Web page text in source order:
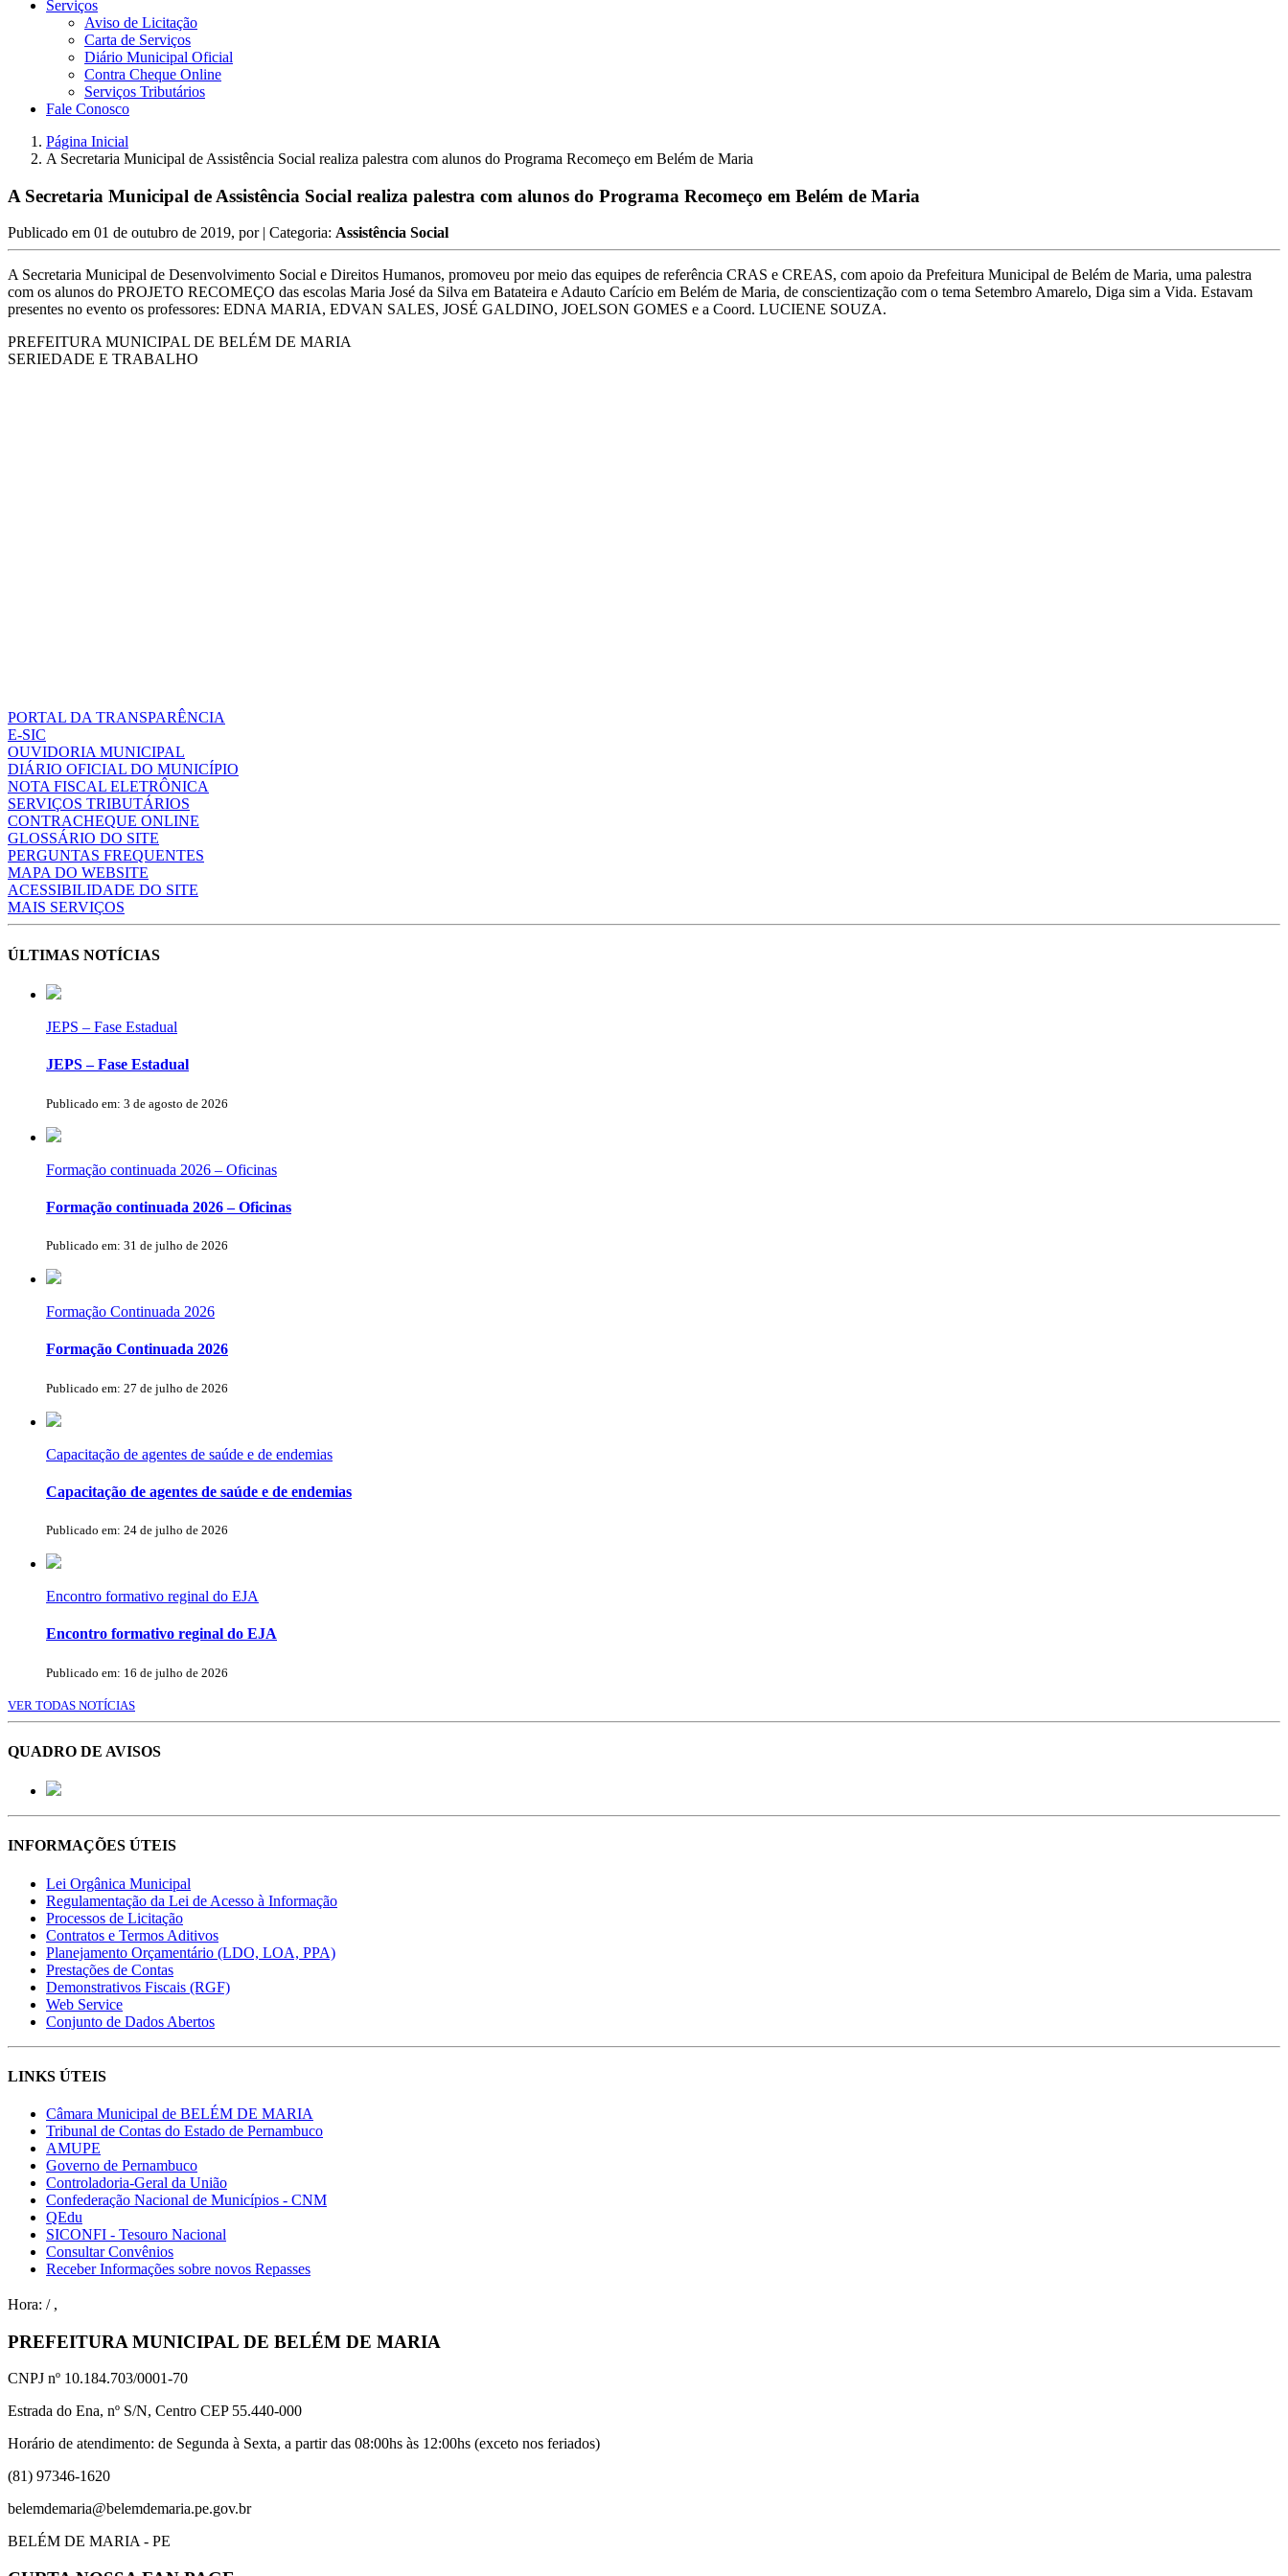
Serviços
Aviso de Licitação
Carta de Serviços
Diário Municipal Oficial
Contra Cheque Online
Serviços Tributários
Fale Conosco
Página Inicial
A Secretaria Municipal de Assistência Social realiza palestra com alunos do Programa Recomeço em Belém de Maria
A Secretaria Municipal de Assistência Social realiza palestra com alunos do Programa Recomeço em Belém de Maria
Publicado em 01 de outubro de 2019, por | Categoria: Assistência Social
A Secretaria Municipal de Desenvolvimento Social e Direitos Humanos, promoveu por meio das equipes de referência CRAS e CREAS, com apoio da Prefeitura Municipal de Belém de Maria, uma palestra
com os alunos do PROJETO RECOMEÇO das escolas Maria José da Silva em Batateira e Adauto Carício em Belém de Maria, de conscientização com o tema Setembro Amarelo, Diga sim a Vida. Estavam
presentes no evento os professores: EDNA MARIA, EDVAN SALES, JOSÉ GALDINO, JOELSON GOMES e a Coord. LUCIENE SOUZA.
PREFEITURA MUNICIPAL DE BELÉM DE MARIA
SERIEDADE E TRABALHO
PORTAL DA TRANSPARÊNCIA
E-SIC
OUVIDORIA MUNICIPAL
DIÁRIO OFICIAL DO MUNICÍPIO
NOTA FISCAL ELETRÔNICA
SERVIÇOS TRIBUTÁRIOS
CONTRACHEQUE ONLINE
GLOSSÁRIO DO SITE
PERGUNTAS FREQUENTES
MAPA DO WEBSITE
ACESSIBILIDADE DO SITE
MAIS SERVIÇOS
ÚLTIMAS NOTÍCIAS
JEPS – Fase Estadual
JEPS – Fase Estadual
Publicado em: 3 de agosto de 2026
Formação continuada 2026 – Oficinas
Formação continuada 2026 – Oficinas
Publicado em: 31 de julho de 2026
Formação Continuada 2026
Formação Continuada 2026
Publicado em: 27 de julho de 2026
Capacitação de agentes de saúde e de endemias
Capacitação de agentes de saúde e de endemias
Publicado em: 24 de julho de 2026
Encontro formativo reginal do EJA
Encontro formativo reginal do EJA
Publicado em: 16 de julho de 2026
VER TODAS NOTÍCIAS
QUADRO DE AVISOS
INFORMAÇÕES ÚTEIS
Lei Orgânica Municipal
Regulamentação da Lei de Acesso à Informação
Processos de Licitação
Contratos e Termos Aditivos
Planejamento Orçamentário (LDO, LOA, PPA)
Prestações de Contas
Demonstrativos Fiscais (RGF)
Web Service
Conjunto de Dados Abertos
LINKS ÚTEIS
Câmara Municipal de BELÉM DE MARIA
Tribunal de Contas do Estado de Pernambuco
AMUPE
Governo de Pernambuco
Controladoria-Geral da União
Confederação Nacional de Municípios - CNM
QEdu
SICONFI - Tesouro Nacional
Consultar Convênios
Receber Informações sobre novos Repasses
Hora: / ,
PREFEITURA MUNICIPAL DE BELÉM DE MARIA
CNPJ nº 10.184.703/0001-70
Estrada do Ena, nº S/N, Centro CEP 55.440-000
Horário de atendimento: de Segunda à Sexta, a partir das 08:00hs às 12:00hs (exceto nos feriados)
(81) 97346-1620
belemdemaria@belemdemaria.pe.gov.br
BELÉM DE MARIA - PE